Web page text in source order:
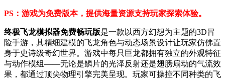
PS：游戏为免费版本，提供海量资源支持玩家探索体验。
终极飞龙模拟器免费畅玩版是一款以西方幻想为主题的3D冒
险手游，其精细建模的飞龙角色与动态场景设计让玩家仿佛置
身于史诗级奇幻世界。游戏中每只巨龙都拥有独立的外观特征
与动作模组——无论是鳞片的光泽反射还是翅膀扇动的气流效
果，都通过顶尖物理引擎完美呈现。玩家可操控不同种类的飞